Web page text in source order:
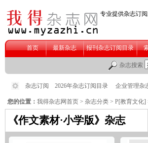
您的位置： 我得杂志网首页 > 杂志分类 > P[教育文化]
《作文素材·小学版》杂志